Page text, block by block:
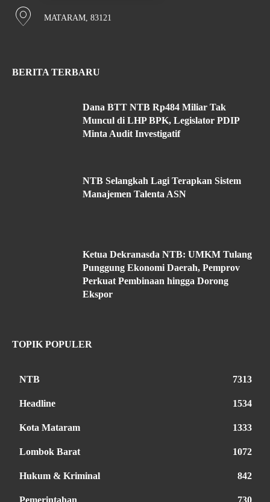
MATARAM, 83121
BERITA TERBARU
Dana BTT NTB Rp484 Miliar Tak
Muncul di LHP BPK, Legislator PDIP
Minta Audit Investigatif
NTB Selangkah Lagi Terapkan Sistem
Manajemen Talenta ASN
Ketua Dekranasda NTB: UMKM Tulang
Punggung Ekonomi Daerah, Pemprov
Perkuat Pembinaan hingga Dorong
Ekspor
TOPIK POPULER
NTB 7313
Headline 1534
Kota Mataram 1333
Lombok Barat 1072
Hukum & Kriminal 842
Pemerintahan 730